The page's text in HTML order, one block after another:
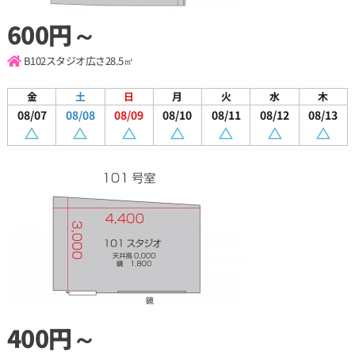
600円～
B102スタジオ広さ28.5㎡
金
08/07
土
08/08
日
08/09
月
08/10
火
08/11
水
08/12
木
08/13
400円～